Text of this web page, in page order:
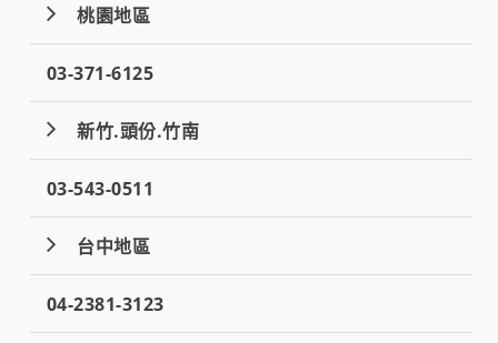
桃園地區
03-371-6125
新竹.頭份.竹南
03-543-0511
台中地區
04-2381-3123